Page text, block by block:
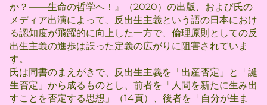
か？――生命の哲学へ！』（2020）の出版、および氏の
メディア出演によって、反出生主義という語の日本におけ
る認知度が飛躍的に向上した一方で、倫理原則としての反
出生主義の進歩は誤った定義の広がりに阻害されていま
す。
氏は同書のまえがきで、反出生主義を「出産否定」と「誕
生否定」から成るものとし、前者を「人間を新たに生み出
すことを否定する思想」（14頁）、後者を「自分が生ま